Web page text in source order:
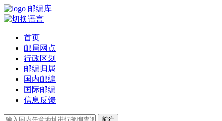
邮编库
首页
邮局网点
行政区划
邮编归属
国内邮编
国际邮编
信息反馈